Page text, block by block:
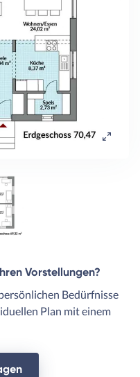
Vorstellungen?
Bedürfnisse
Plan mit einem